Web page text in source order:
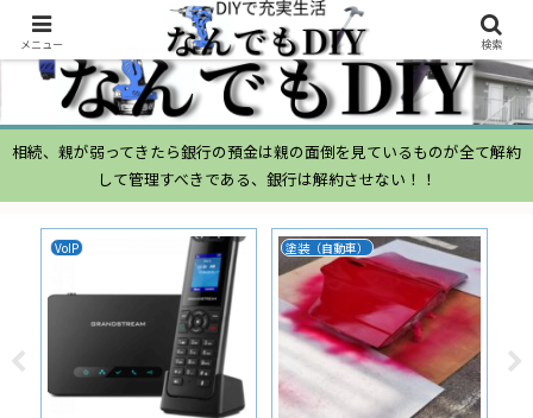
相続、親が弱ってきたら銀行の預金は親の面倒を見ているものが全て解約
して管理すべきである、銀行は解約させない！！
VoIP 塗装（自動車）
ム
メニュー 検索